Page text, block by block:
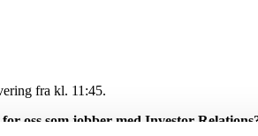
fra kl. 11:45.
oss som jobber med Investor